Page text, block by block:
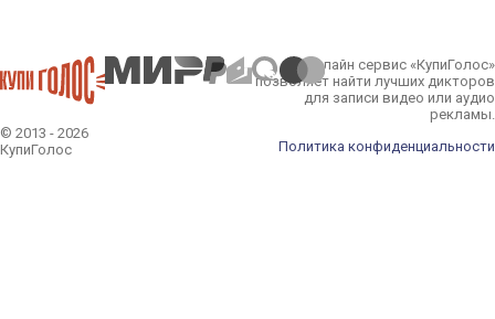
© 2013 - 2026
КупиГолос
Онлайн сервис «КупиГолос»
позволяет найти лучших дикторов
для записи видео или аудио
рекламы.
Политика конфиденциальности